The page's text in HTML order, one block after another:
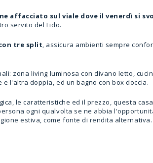
affacciato sul viale dove il venerdì si
servito del Lido.
tre split, assicura ambienti sempre
zona living luminosa con divano letto,
l'altra doppia, ed un bagno con box doccia.
le caratteristiche ed il prezzo, questa
ogni qualvolta se ne abbia
estiva, come fonte di rendita alternativa.